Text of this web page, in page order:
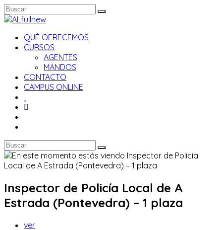
QUÉ OFRECEMOS
CURSOS
AGENTES
MANDOS
CONTACTO
CAMPUS ONLINE
Inspector de Policía Local de A
Estrada (Pontevedra) – 1 plaza
Autor
ver